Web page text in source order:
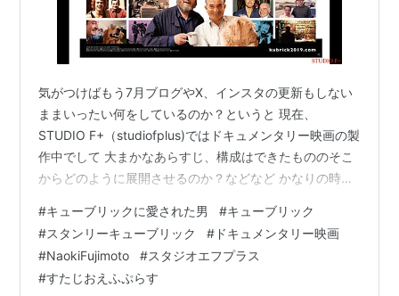
気がつけばもう7月ブログやX、インスタの更新もしない
ままいったい何をしているのか？というと 現在、
STUDIO F+（studiofplus)ではドキュメンタリー映画の製
作中でして 大まかなあらすじ、構成はできたもののそこ
からどのように展開させるのか？などなど かなりの時間
メンタリーを自宅で観ておりまして 最近はキューブリッ
ク作品を見返したりチャップリン作品を見返したりなど
してます 今回は2019年11月に日本公開されたスタンリ
ー・キューブリック没後20年特別企画として公開された
#キューブリックに愛された男 #キューブリック
#スタンリーキューブリック # ドキュメンタリー映画
#NaokiFujimoto #スタジオエフプラス
#すたじおえふぷらす